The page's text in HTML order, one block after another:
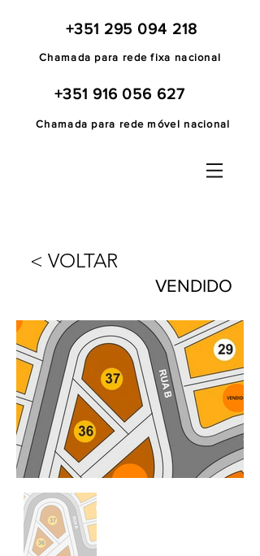
+351 295 094 218
Chamada para rede fixa nacional
+351 916 056 627
Chamada para rede móvel nacional
< VOLTAR
VENDIDO